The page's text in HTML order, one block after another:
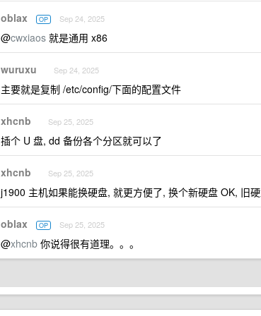
oblax OP Sep 24, 2025
@cwxiaos 就是通用 x86
wuruxu Sep 24, 2025
主要就是复制 /etc/config/下面的配置文件
xhcnb Sep 25, 2025
插个 U 盘, dd 备份各个分区就可以了
xhcnb Sep 25, 2025
j1900 主机如果能换硬盘, 就更方便了, 换个新硬盘 OK, 旧
oblax OP Sep 25, 2025
@xhcnb 你说得很有道理。。。